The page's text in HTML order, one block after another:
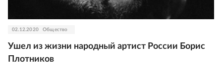
02.12.2020 Общество
Ушел из жизни народный артист России Борис
Плотников